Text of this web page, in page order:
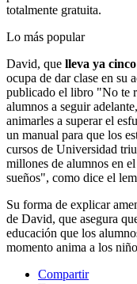
totalmente gratuita.
Lo más popular
David, que lleva ya
ocupa de dar clase en su
publicado el libro "No te
alumnos a seguir
animarles a superar el
un manual para que los
cursos de Universidad
millones de alumnos en
sueños", como dice el
Su forma de explicar
de David, que asegura
educación que los
momento anima a los
Compartir